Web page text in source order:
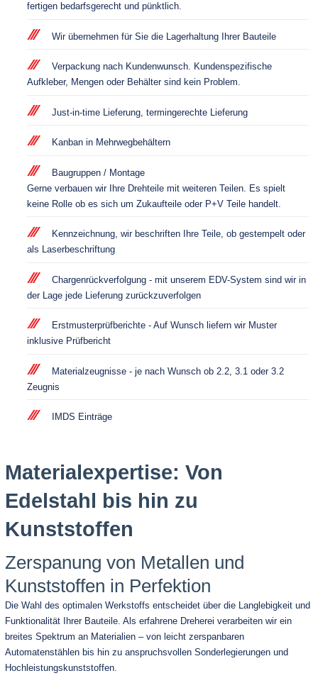
fertigen bedarfsgerecht und pünktlich.
Wir übernehmen für Sie die Lagerhaltung Ihrer Bauteile
Verpackung nach Kundenwunsch. Kundenspezifische
Aufkleber, Mengen oder Behälter sind kein Problem.
Just-in-time Lieferung, termingerechte Lieferung
Kanban in Mehrwegbehältern
Baugruppen / Montage
Gerne verbauen wir Ihre Drehteile mit weiteren Teilen. Es spielt
keine Rolle ob es sich um Zukaufteile oder P+V Teile handelt.
Kennzeichnung, wir beschriften Ihre Teile, ob gestempelt oder
als Laserbeschriftung
Chargenrückverfolgung - mit unserem EDV-System sind wir in
der Lage jede Lieferung zurückzuverfolgen
Erstmusterprüfberichte - Auf Wunsch liefern wir Muster
inklusive Prüfbericht
Materialzeugnisse - je nach Wunsch ob 2.2, 3.1 oder 3.2
Zeugnis
IMDS Einträge
Materialexpertise: Von
Edelstahl bis hin zu
Kunststoffen
Zerspanung von Metallen und
Kunststoffen in Perfektion
Die Wahl des optimalen Werkstoffs entscheidet über die Langlebigkeit und
Funktionalität Ihrer Bauteile. Als erfahrene Dreherei verarbeiten wir ein
breites Spektrum an Materialien – von leicht zerspanbaren
Automatenstählen bis hin zu anspruchsvollen Sonderlegierungen und
Hochleistungskunststoffen.